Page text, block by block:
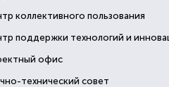
коллективного пользования
поддержки технологий и
офис
технический совет